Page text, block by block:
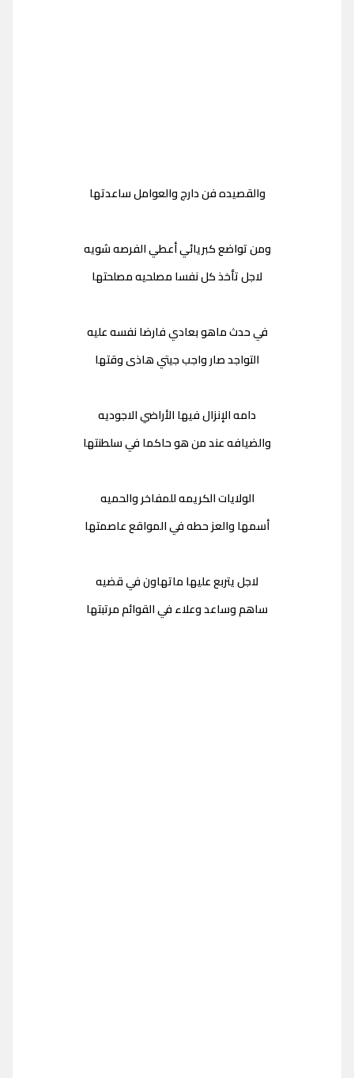
والقصيده فن دارج والعوامل ساعدتها
ومن تواضع كبريائي أعطي الفرصه شويه
لاجل تأخذ كل نفسا مصلحيه مصلحتها
في حدث ماهو بعادي فارضا نفسه عليه
التواجد صار واجب جيتي هاذى وقتها
دامه الإنزال فيها الأراضي الاجوديه
والضيافه عند من هو حاكما في سلطنتها
الولايات الكريمه للمفاخر والحميه
أسمها والعز حطه في المواقع عاصمتها
لاجل يتربع عليها ماتهاون في قضيه
ساهم وساعد وعلاء في القوائم مرتبتها